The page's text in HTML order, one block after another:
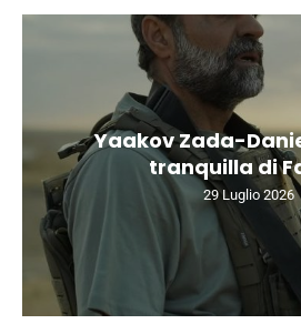
Yaakov Zada-
tranquilla di
29 Luglio 2026